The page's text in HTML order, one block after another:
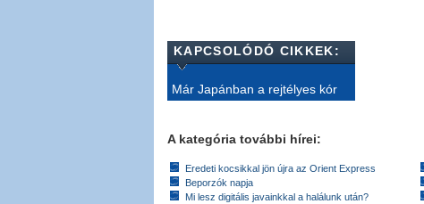
KAPCSOLÓDÓ CIKKEK:
Már Japánban a rejtélyes kór
A kategória további hírei:
Eredeti kocsikkal jön újra az Orient Express
Beporzók napja
Mi lesz digitális javainkkal a halálunk után?